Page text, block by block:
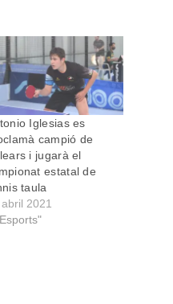
Iglesias es
campió de
i jugarà el
estatal de
taula
2021